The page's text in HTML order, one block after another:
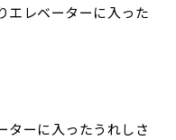
エレベーターに入った
ターに入ったうれしさ